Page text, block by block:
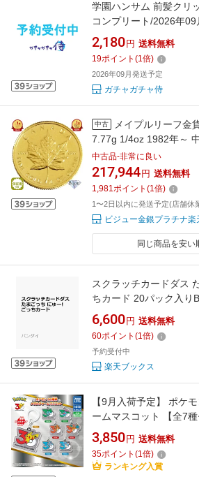
学園ハンサム 前髪クリ
コンプリート/2026年09
2,180 円 送料無料
19ポイント (1倍)
2026年09月発送予定
ガチャガチャ侍
中古
メイプルリーフ金
7.77g 1/4oz 1982年～
ト
中古品-非常に良い
217,944 円 送料無料
1,981ポイント (1倍)
1〜2日以内に発送予定(店舗休
ビジュー金銀プラチナ楽
同じ商品を安い
スクラッチカードダス
ちカード 20パック入り
6,600 円 送料無料
60ポイント (1倍)
予約受付中
楽天ブックス
【9月入荷予定】 ポケ
ームマスコット 【全7
3,850 円 送料無料
35ポイント (1倍)
ランキング入賞